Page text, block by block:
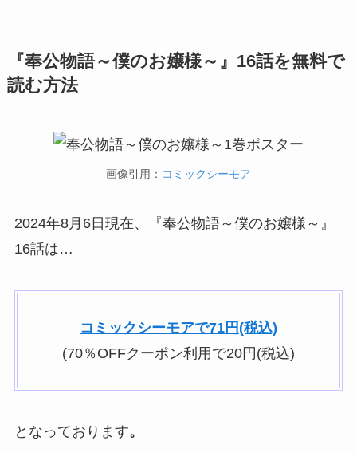
『奉公物語～僕のお嬢様～』16話を無料で
読む方法
画像引用： コミックシーモア
2024年8月6日現在、『奉公物語～僕のお嬢様～』
16話は…
コミックシーモアで71円(税込)
(70％OFFクーポン利用で20円(税込)
となっております。